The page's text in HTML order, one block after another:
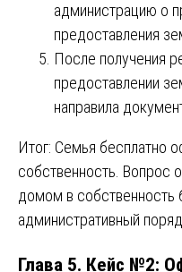
администрацию о
предоставления
После получения
предоставлении
направила
Итог: Семья бесплатно
собственность. Вопрос
домом в собственность
административный
Глава 5. Кейс №2: